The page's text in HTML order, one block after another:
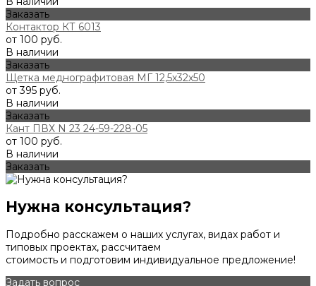
Заказать
Контактор КТ 6013
от 100 руб.
В наличии
Заказать
Щетка меднографитовая МГ 12,5х32х50
от 395 руб.
В наличии
Заказать
Кант ПВХ N 23 24-59-228-05
от 100 руб.
В наличии
Заказать
Нужна консультация?
Подробно расскажем о наших услугах, видах работ и
типовых проектах, рассчитаем
стоимость и подготовим индивидуальное предложение!
Задать вопрос